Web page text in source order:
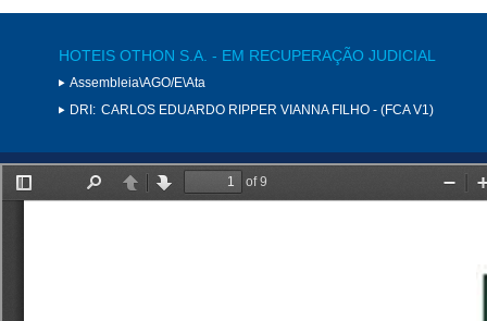
HOTEIS OTHON S.A. - EM RECUPERAÇÃO JUDICIAL
Assembleia\AGO/E\Ata
DRI: CARLOS EDUARDO RIPPER VIANNA FILHO - (FCA V1)